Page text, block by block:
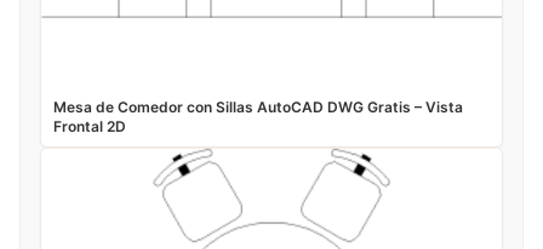
Mesa de Comedor con Sillas AutoCAD DWG Gratis – Vista
Frontal 2D